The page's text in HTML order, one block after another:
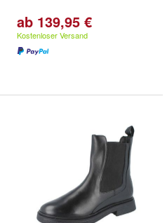
ab 139,95 €
Kostenloser Versand